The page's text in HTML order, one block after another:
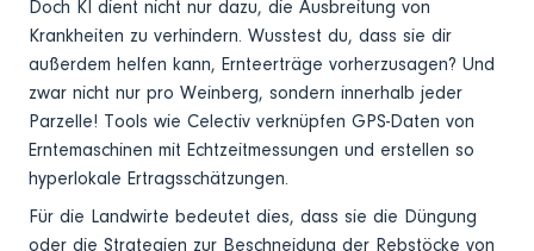
Doch KI dient nicht nur dazu, die Ausbreitung von
Krankheiten zu verhindern. Wusstest du, dass sie dir
außerdem helfen kann, Ernteerträge vorherzusagen? Und
zwar nicht nur pro Weinberg, sondern innerhalb jeder
Parzelle! Tools wie Celectiv verknüpfen GPS-Daten von
Erntemaschinen mit Echtzeitmessungen und erstellen so
hyperlokale Ertragsschätzungen.
Für die Landwirte bedeutet dies, dass sie die Düngung
oder die Strategien zur Beschneidung der Rebstöcke von